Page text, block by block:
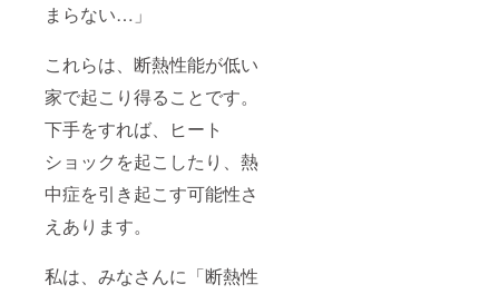
まらない…」
これらは、断熱性能が低い
家で起こり得ることです。
下手をすれば、ヒート
ショックを起こしたり、熱
中症を引き起こす可能性さ
えあります。
私は、みなさんに「断熱性